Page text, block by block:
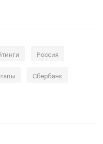
Россия
Сбербанк